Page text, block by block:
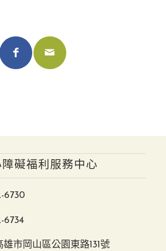
礙福利服務中心
6730
6734
市岡山區公園東路131號